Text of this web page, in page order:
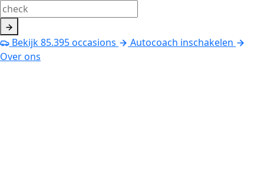
Bekijk85.395occasions
Autocoach inschakelen
Over ons